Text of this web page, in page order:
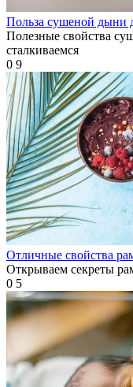
Польза сушеной дыни
Полезные свойства
сталкиваемся
0 9
Отличные свойства
Открываем секреты
0 5